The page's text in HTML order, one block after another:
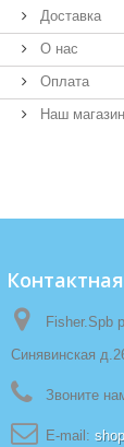
Доставка
О нас
Оплата
Наш магазин
Fisher.Spb
Синявинская
Звоните
E-mail: